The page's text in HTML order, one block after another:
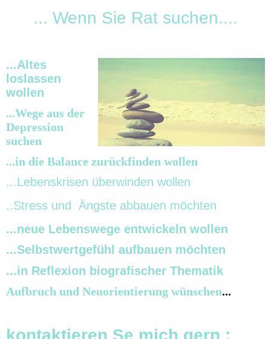
... Wenn Sie Rat suchen....
...Altes
loslassen
wollen
...Wege aus der
Depression
suchen
...in die Balance zurückfinden wollen
...Lebenskrisen überwinden wollen
..Stress und Ängste abbauen möchten
...neue Lebenswege entwickeln wollen
...Selbstwertgefühl aufbauen möchten
...in Reflexion biografischer Thematik
Aufbruch und Neuorientierung wünschen...
kontaktieren Se mich gern :